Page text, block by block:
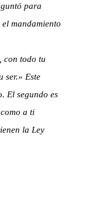
para
mandamiento
con todo tu
ser.» Este
El segundo es
a ti
la Ley